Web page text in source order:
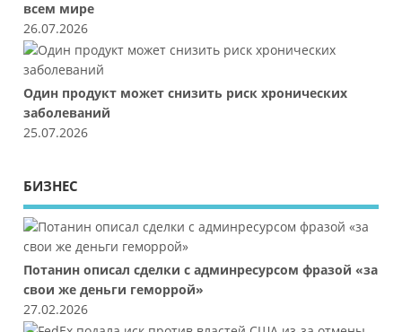
всем мире
26.07.2026
Один продукт может снизить риск хронических
заболеваний
25.07.2026
БИЗНЕС
Потанин описал сделки с админресурсом фразой «за
свои же деньги геморрой»
27.02.2026